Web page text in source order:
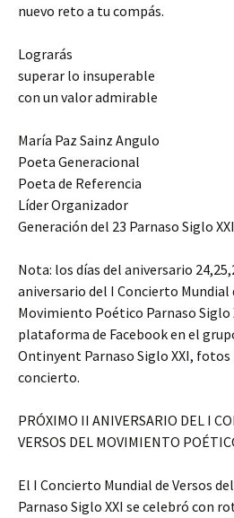
nuevo reto a tu compás.
Lograrás
superar lo insuperable
con un valor admirable
María Paz Sainz Angulo
Poeta Generacional
Poeta de Referencia
Líder Organizador
Generación del 23 Parnaso Siglo XXI
Nota: los días del aniversario
aniversario del I Concierto Mundial
Movimiento Poético Parnaso Siglo
plataforma de Facebook en el
Ontinyent Parnaso Siglo XXI, fotos
concierto.
PRÓXIMO II ANIVERSARIO DEL I
VERSOS DEL MOVIMIENTO
El I Concierto Mundial de Versos
Parnaso Siglo XXI se celebró con